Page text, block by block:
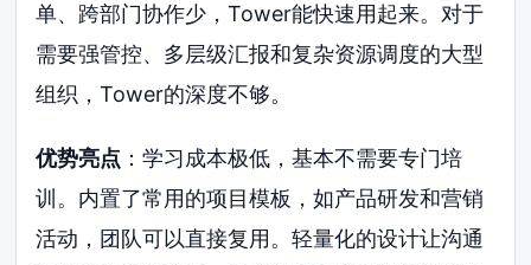
单、跨部门协作少，Tower能快速用起来。对于
需要强管控、多层级汇报和复杂资源调度的大型
组织，Tower的深度不够。
优势亮点 ：学习成本极低，基本不需要专门培
训。内置了常用的项目模板，如产品研发和营销
活动，团队可以直接复用。轻量化的设计让沟通